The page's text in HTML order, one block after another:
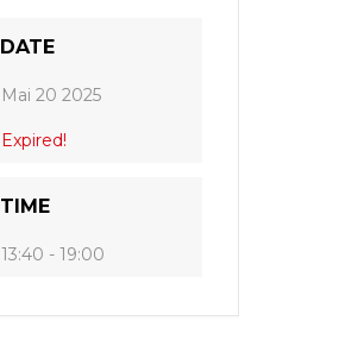
DATE
Mai 20 2025
Expired!
TIME
13:40 - 19:00